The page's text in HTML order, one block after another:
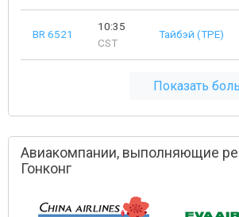
BR 6521
10:35
CST
Тайбэй (TPE)
Показать
Авиакомпании, выполняющие
Гонконг